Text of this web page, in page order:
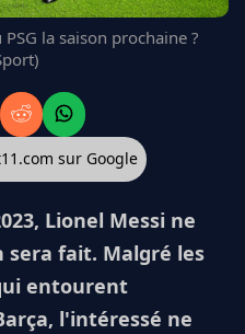
la saison prochaine ?
sur Google
Lionel Messi ne
sera fait. Malgré les
entourent
l'intéressé ne